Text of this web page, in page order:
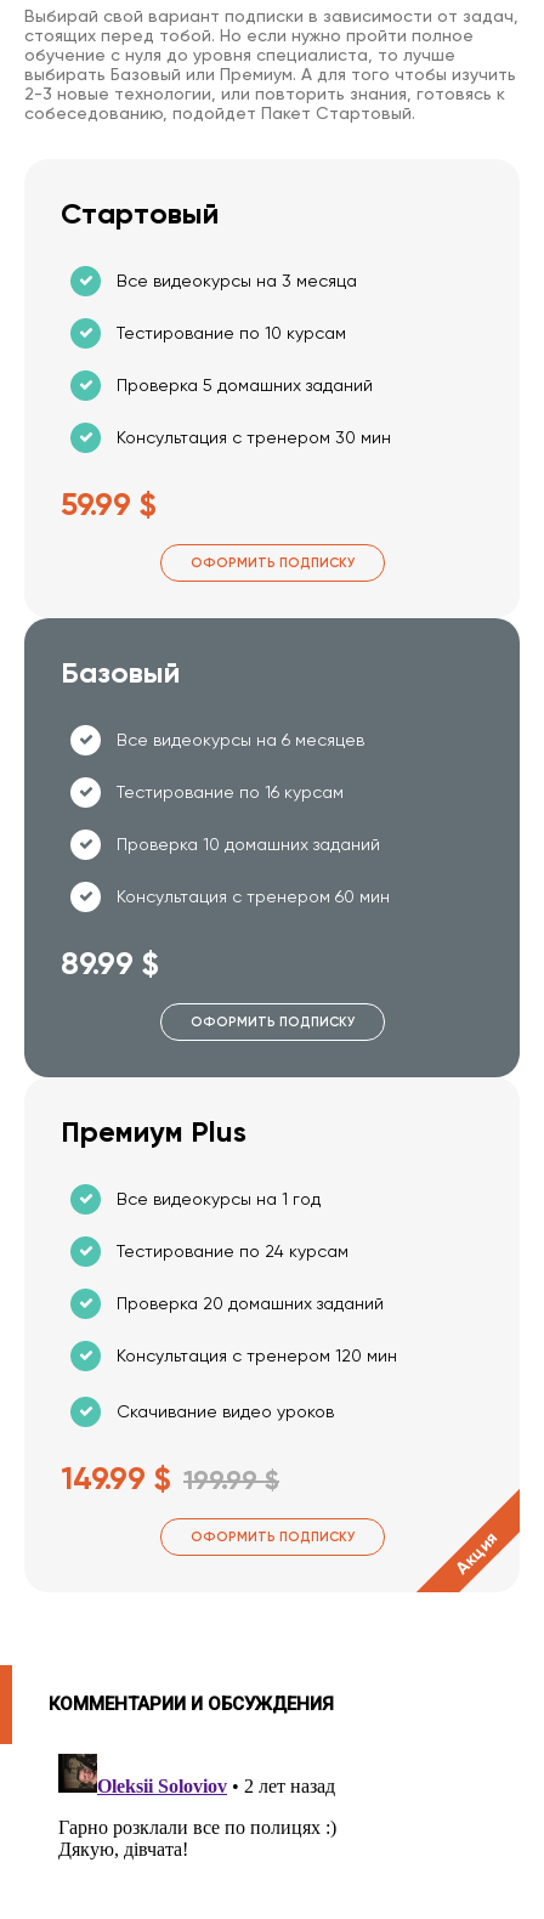
Выбирай свой вариант подписки в зависимости от задач,
стоящих перед тобой. Но если нужно пройти полное
обучение с нуля до уровня специалиста, то лучше
выбирать Базовый или Премиум. А для того чтобы изучить
2-3 новые технологии, или повторить знания, готовясь к
собеседованию, подойдет Пакет Стартовый.
Стартовый
Все видеокурсы на 3 месяца
Тестирование по 10 курсам
Проверка 5 домашних заданий
Консультация с тренером 30 мин
59.99 $
ОФОРМИТЬ ПОДПИСКУ
Базовый
Все видеокурсы на 6 месяцев
Тестирование по 16 курсам
Проверка 10 домашних заданий
Консультация с тренером 60 мин
89.99 $
ОФОРМИТЬ ПОДПИСКУ
Премиум Plus
Все видеокурсы на 1 год
Тестирование по 24 курсам
Проверка 20 домашних заданий
Консультация с тренером 120 мин
Скачивание видео уроков
149.99 $ 199.99 $
ОФОРМИТЬ ПОДПИСКУ Акция
КОММЕНТАРИИ И ОБСУЖДЕНИЯ